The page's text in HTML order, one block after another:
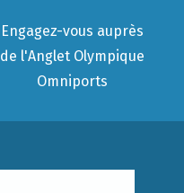
Engagez-vous auprès
de l'Anglet Olympique
Omniports